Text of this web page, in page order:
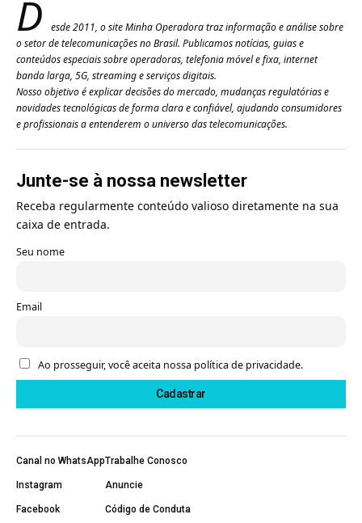
D
esde 2011, o site Minha Operadora traz informação e análise sobre
o setor de telecomunicações no Brasil. Publicamos notícias, guias e
conteúdos especiais sobre operadoras, telefonia móvel e fixa, internet
banda larga, 5G, streaming e serviços digitais.
Nosso objetivo é explicar decisões do mercado, mudanças regulatórias e
novidades tecnológicas de forma clara e confiável, ajudando consumidores
e profissionais a entenderem o universo das telecomunicações.
Junte-se à nossa newsletter
Receba regularmente conteúdo valioso diretamente na sua
caixa de entrada.
Seu nome
Email
Ao prosseguir, você aceita nossa política de privacidade.
Canal no WhatsApp
Instagram
Facebook
Trabalhe Conosco
Anuncie
Código de Conduta